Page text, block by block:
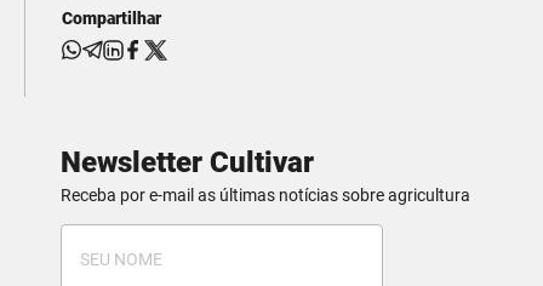
Compartilhar
Newsletter Cultivar
Receba por e-mail as últimas notícias sobre agricultura